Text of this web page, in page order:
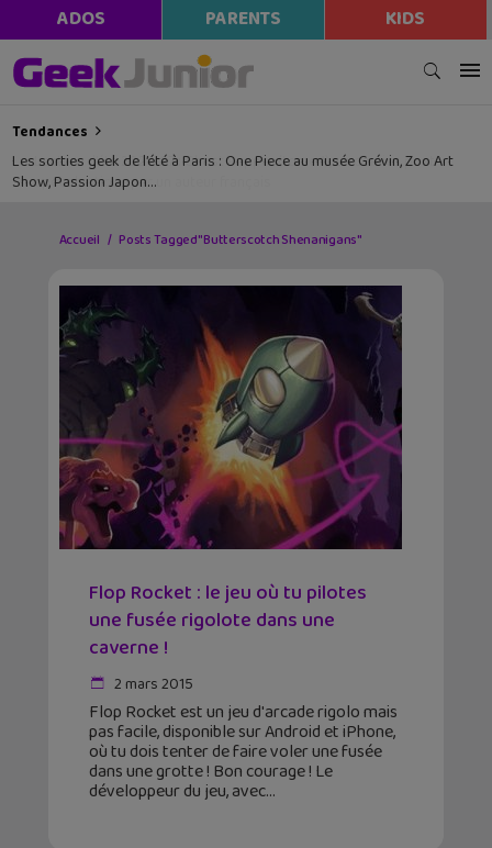
ADOS PARENTS KIDS
Tendances
Les sorties geek de l’été à Paris : One Piece au musée Grévin, Zoo Art
Show, Passion Japon…
Accueil Posts Tagged "Butterscotch Shenanigans"
Flop Rocket : le jeu où tu pilotes
une fusée rigolote dans une
caverne !
2 mars 2015
Flop Rocket est un jeu d'arcade rigolo mais
pas facile, disponible sur Android et iPhone,
où tu dois tenter de faire voler une fusée
dans une grotte ! Bon courage ! Le
développeur du jeu, avec